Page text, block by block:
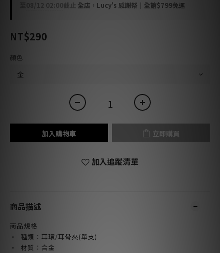
08/12 02:00截止 全店，Lucy's 感謝祭｜全館$799免運
NT$290
顏色
加入購物車 立即購買
加入追蹤清單
商品描述
商品規格
· 種類：耳環/耳骨夾(單支)
· 材質：合金